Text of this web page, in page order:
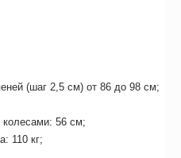
(шаг 2,5 см) от 86 до 98 см;
56 см;
110 кг;